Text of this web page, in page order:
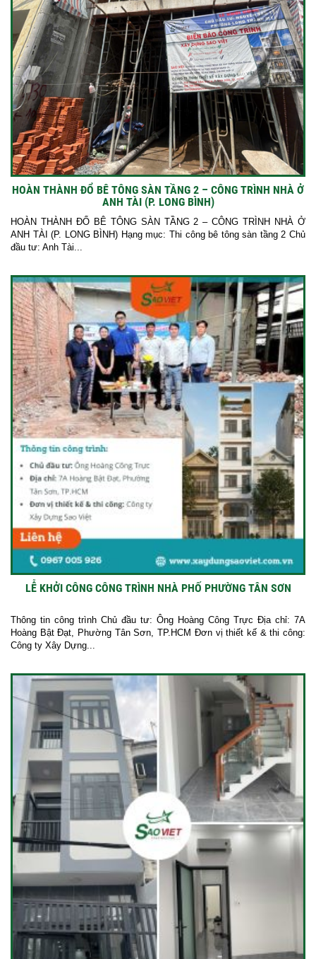
HOÀN THÀNH ĐỔ BÊ TÔNG SÀN TẦNG 2 – CÔNG TRÌNH NHÀ Ở
ANH TÀI (P. LONG BÌNH)
HOÀN THÀNH ĐỔ BÊ TÔNG SÀN TẦNG 2 – CÔNG TRÌNH NHÀ Ở
ANH TÀI (P. LONG BÌNH) Hạng mục: Thi công bê tông sàn tầng 2 Chủ
đầu tư: Anh Tài...
LỄ KHỞI CÔNG CÔNG TRÌNH NHÀ PHỐ PHƯỜNG TÂN SƠN
Thông tin công trình Chủ đầu tư: Ông Hoàng Công Trực Địa chỉ: 7A
Hoàng Bật Đạt, Phường Tân Sơn, TP.HCM Đơn vị thiết kế & thi công:
Công ty Xây Dựng...